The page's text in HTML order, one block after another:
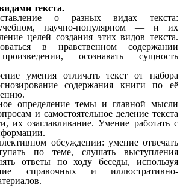
текста.
о разных видах текста:
учебном, научно-популярном — и их
целей создания этих видов текста.
в нравственном содержании
осознавать сущность
умения отличать текст от набора
содержания книги по её
определение темы и главной мысли
и самостоятельное деление текста
их озаглавливание. Умение работать с
обсуждении: умение отвечать
по теме, слушать выступления
ответы по ходу беседы, используя
справочных и иллюстративно-